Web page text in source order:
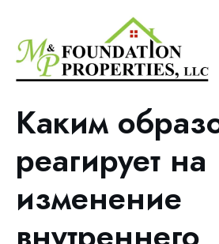
Каким
реагирует на
изменение